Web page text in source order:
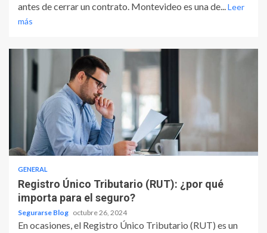
antes de cerrar un contrato. Montevideo es una de...Leer
más
GENERAL
Registro Único Tributario (RUT): ¿por qué
importa para el seguro?
Segurarse Blog octubre 26, 2024
En ocasiones, el Registro Único Tributario (RUT) es un